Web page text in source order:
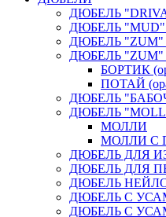
ДЮБЕЛЬ
ДЮБЕЛЬ
ДЮБЕЛЬ
ДЮБЕЛЬ
БОРТИК
ПОТАЙ
ДЮБЕЛЬ
ДЮБЕЛЬ
МОЛЛИ
МОЛЛИ С
ДЮБЕЛЬ ДЛЯ
ДЮБЕЛЬ ДЛЯ
ДЮБЕЛЬ
ДЮБЕЛЬ С
ДЮБЕЛЬ С